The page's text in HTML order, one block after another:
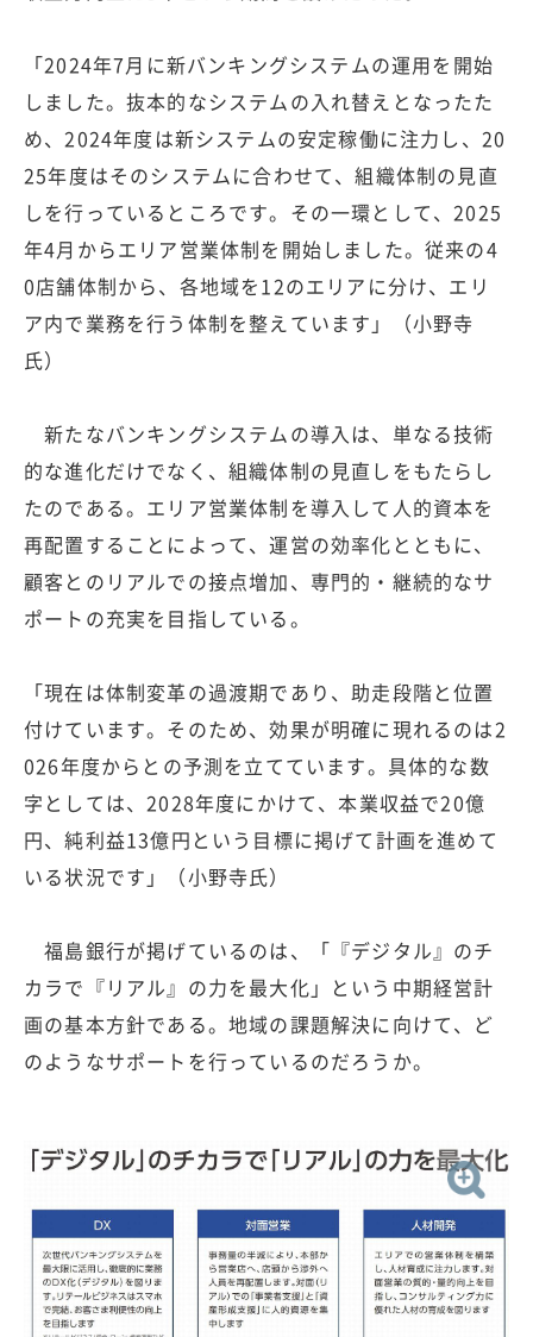
「2024年7月に新バンキングシステムの運用を開始
しました。抜本的なシステムの入れ替えとなったた
め、2024年度は新システムの安定稼働に注力し、20
25年度はそのシステムに合わせて、組織体制の見直
しを行っているところです。その一環として、2025
年4月からエリア営業体制を開始しました。従来の4
0店舗体制から、各地域を12のエリアに分け、エリ
ア内で業務を行う体制を整えています」（小野寺
氏）
新たなバンキングシステムの導入は、単なる技術
的な進化だけでなく、組織体制の見直しをもたらし
たのである。エリア営業体制を導入して人的資本を
再配置することによって、運営の効率化とともに、
顧客とのリアルでの接点増加、専門的・継続的なサ
ポートの充実を目指している。
「現在は体制変革の過渡期であり、助走段階と位置
付けています。そのため、効果が明確に現れるのは2
026年度からとの予測を立てています。具体的な数
字としては、2028年度にかけて、本業収益で20億
円、純利益13億円という目標に掲げて計画を進めて
いる状況です」（小野寺氏）
福島銀行が掲げているのは、「『デジタル』のチ
カラで『リアル』の力を最大化」という中期経営計
画の基本方針である。地域の課題解決に向けて、ど
のようなサポートを行っているのだろうか。